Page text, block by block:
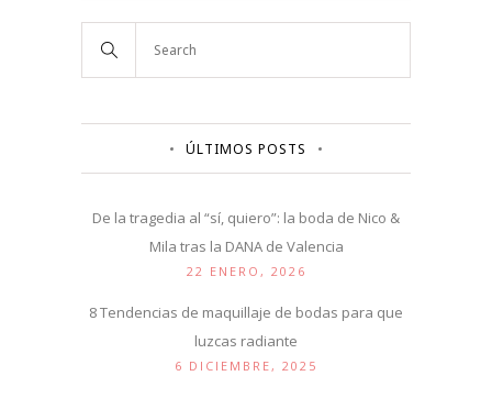
ÚLTIMOS POSTS
De la tragedia al “sí, quiero”: la boda de Nico &
Mila tras la DANA de Valencia
22 ENERO, 2026
8 Tendencias de maquillaje de bodas para que
luzcas radiante
6 DICIEMBRE, 2025